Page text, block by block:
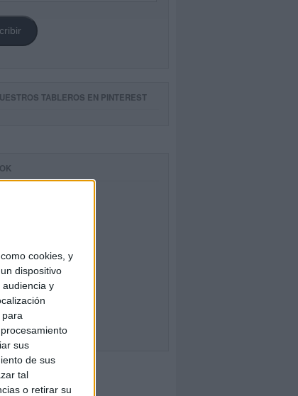
cookies, y
dispositivo
y
sus
de sus
tal
o retirar su
TABLEROS EN PINTEREST